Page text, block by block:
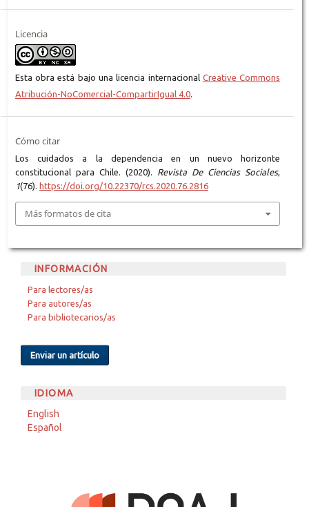
Licencia
Esta obra está bajo una licencia internacional Creative Commons
Atribución-NoComercial-CompartirIgual 4.0.
Cómo citar
Los cuidados a la dependencia en un nuevo horizonte
constitucional para Chile. (2020). Revista De Ciencias Sociales,
1(76). https://doi.org/10.22370/rcs.2020.76.2816
Más formatos de cita
INFORMACIÓN
Para lectores/as
Para autores/as
Para bibliotecarios/as
Enviar un artículo
IDIOMA
English
Español